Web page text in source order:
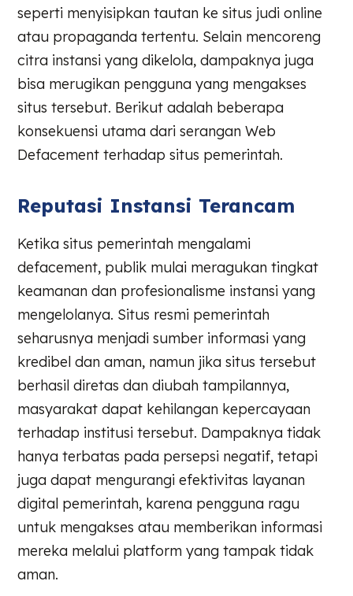
seperti menyisipkan tautan ke situs judi online
atau propaganda tertentu. Selain mencoreng
citra instansi yang dikelola, dampaknya juga
bisa merugikan pengguna yang mengakses
situs tersebut. Berikut adalah beberapa
konsekuensi utama dari serangan Web
Defacement terhadap situs pemerintah.
Reputasi Instansi Terancam
Ketika situs pemerintah mengalami
defacement, publik mulai meragukan tingkat
keamanan dan profesionalisme instansi yang
mengelolanya. Situs resmi pemerintah
seharusnya menjadi sumber informasi yang
kredibel dan aman, namun jika situs tersebut
berhasil diretas dan diubah tampilannya,
masyarakat dapat kehilangan kepercayaan
terhadap institusi tersebut. Dampaknya tidak
hanya terbatas pada persepsi negatif, tetapi
juga dapat mengurangi efektivitas layanan
digital pemerintah, karena pengguna ragu
untuk mengakses atau memberikan informasi
mereka melalui platform yang tampak tidak
aman.